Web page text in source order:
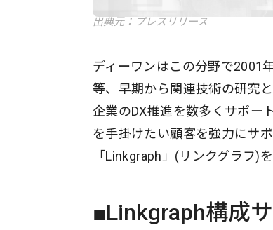
出典元：プレスリリース
ディーワンはこの分野で2001
等、早期から関連技術の研究
企業のDX推進を数多くサポー
を手掛けたい顧客を強力にサ
「Linkgraph」(リンクグラフ)
■Linkgraph構成